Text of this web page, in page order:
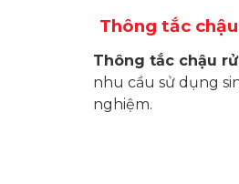
Thông tắc
Thông tắc chậu
nhu cầu sử dụng
nghiệm.